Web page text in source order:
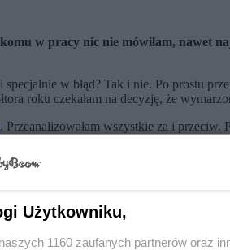
w pracy nic nie mówiłam, nawet
w błąd? Tak i nie. Po prostu
roku czekałam na decyzję, że
. Przeanalizowałam wszystkie za i przeciw.
i wywiązywanie się z zadań, a
pracodawców tak myśli.
- ale czy nie zmusiła mnie do tego
doprowadzano do tego, że
i założeniami moich przełożonych
Użytkowniku,
1160 zaufanych partnerów oraz